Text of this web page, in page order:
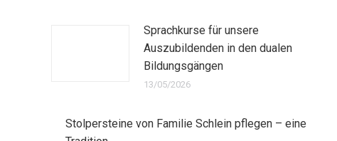
Sprachkurse für unsere
Auszubildenden in den dualen
Bildungsgängen
13/05/2026
Stolpersteine von Familie Schlein pflegen – eine